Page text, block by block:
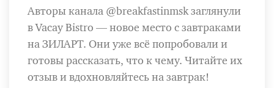
Авторы канала @breakfastinmsk заглянули
в Vacay Bistro — новое место с завтраками
на ЗИЛАРТ. Они уже всё попробовали и
готовы рассказать, что к чему. Читайте их
отзыв и вдохновляйтесь на завтрак!